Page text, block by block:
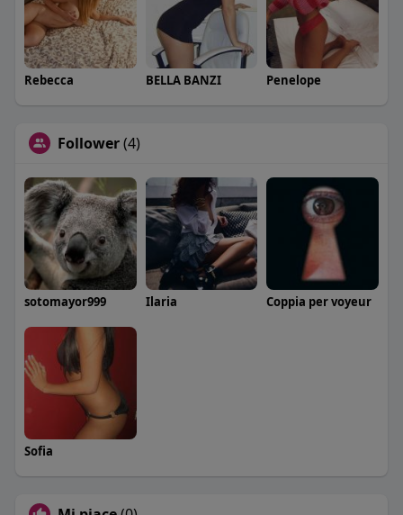
Rebecca BELLA BANZI Penelope
Follower(4)
sotomayor999 Ilaria Coppia per voyeur
Sofia